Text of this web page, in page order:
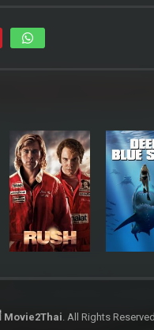
Movie2Thai . All Rights